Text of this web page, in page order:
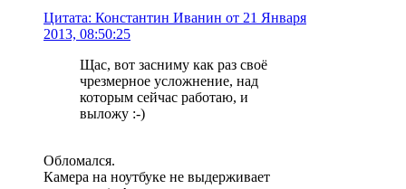
Цитата: Константин Иванин от 21 Января
2013, 08:50:25
Щас, вот засниму как раз своё
чрезмерное усложнение, над
которым сейчас работаю, и
выложу :-)
Обломался.
Камера на ноутбуке не выдерживает